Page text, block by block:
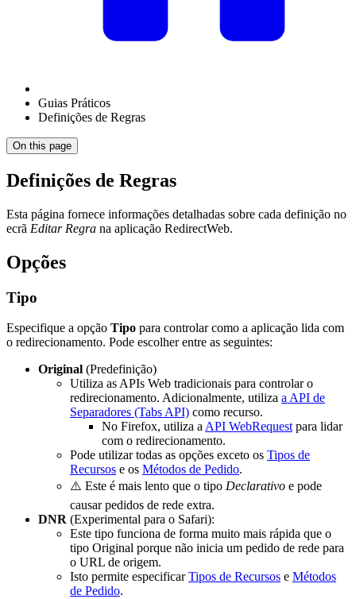
Guias Práticos
Definições de Regras
On this page
Definições de Regras
Esta página fornece informações detalhadas sobre cada definição no
ecrã Editar Regra na aplicação RedirectWeb.
Opções
Tipo
Especifique a opção Tipo para controlar como a aplicação lida com
o redirecionamento. Pode escolher entre as seguintes:
Original (Predefinição)
Utiliza as APIs Web tradicionais para controlar o
redirecionamento. Adicionalmente, utiliza a API de
Separadores (Tabs API) como recurso.
No Firefox, utiliza a API WebRequest para lidar
com o redirecionamento.
Pode utilizar todas as opções exceto os Tipos de
Recursos e os Métodos de Pedido.
⚠️ Este é mais lento que o tipo Declarativo e pode
causar pedidos de rede extra.
DNR (Experimental para o Safari):
Este tipo funciona de forma muito mais rápida que o
tipo Original porque não inicia um pedido de rede para
o URL de origem.
Isto permite especificarTipos de Recursos e Métodos
de Pedido.